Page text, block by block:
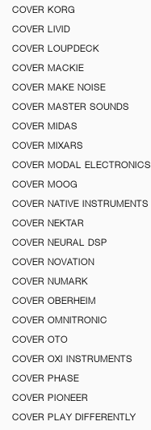
COVER KORG
COVER LIVID
COVER LOUPDECK
COVER MACKIE
COVER MAKE NOISE
COVER MASTER SOUNDS
COVER MIDAS
COVER MIXARS
COVER MODAL ELECTRONICS
COVER MOOG
COVER NATIVE INSTRUMENTS
COVER NEKTAR
COVER NEURAL DSP
COVER NOVATION
COVER NUMARK
COVER OBERHEIM
COVER OMNITRONIC
COVER OTO
COVER OXI INSTRUMENTS
COVER PHASE
COVER PIONEER
COVER PLAY DIFFERENTLY